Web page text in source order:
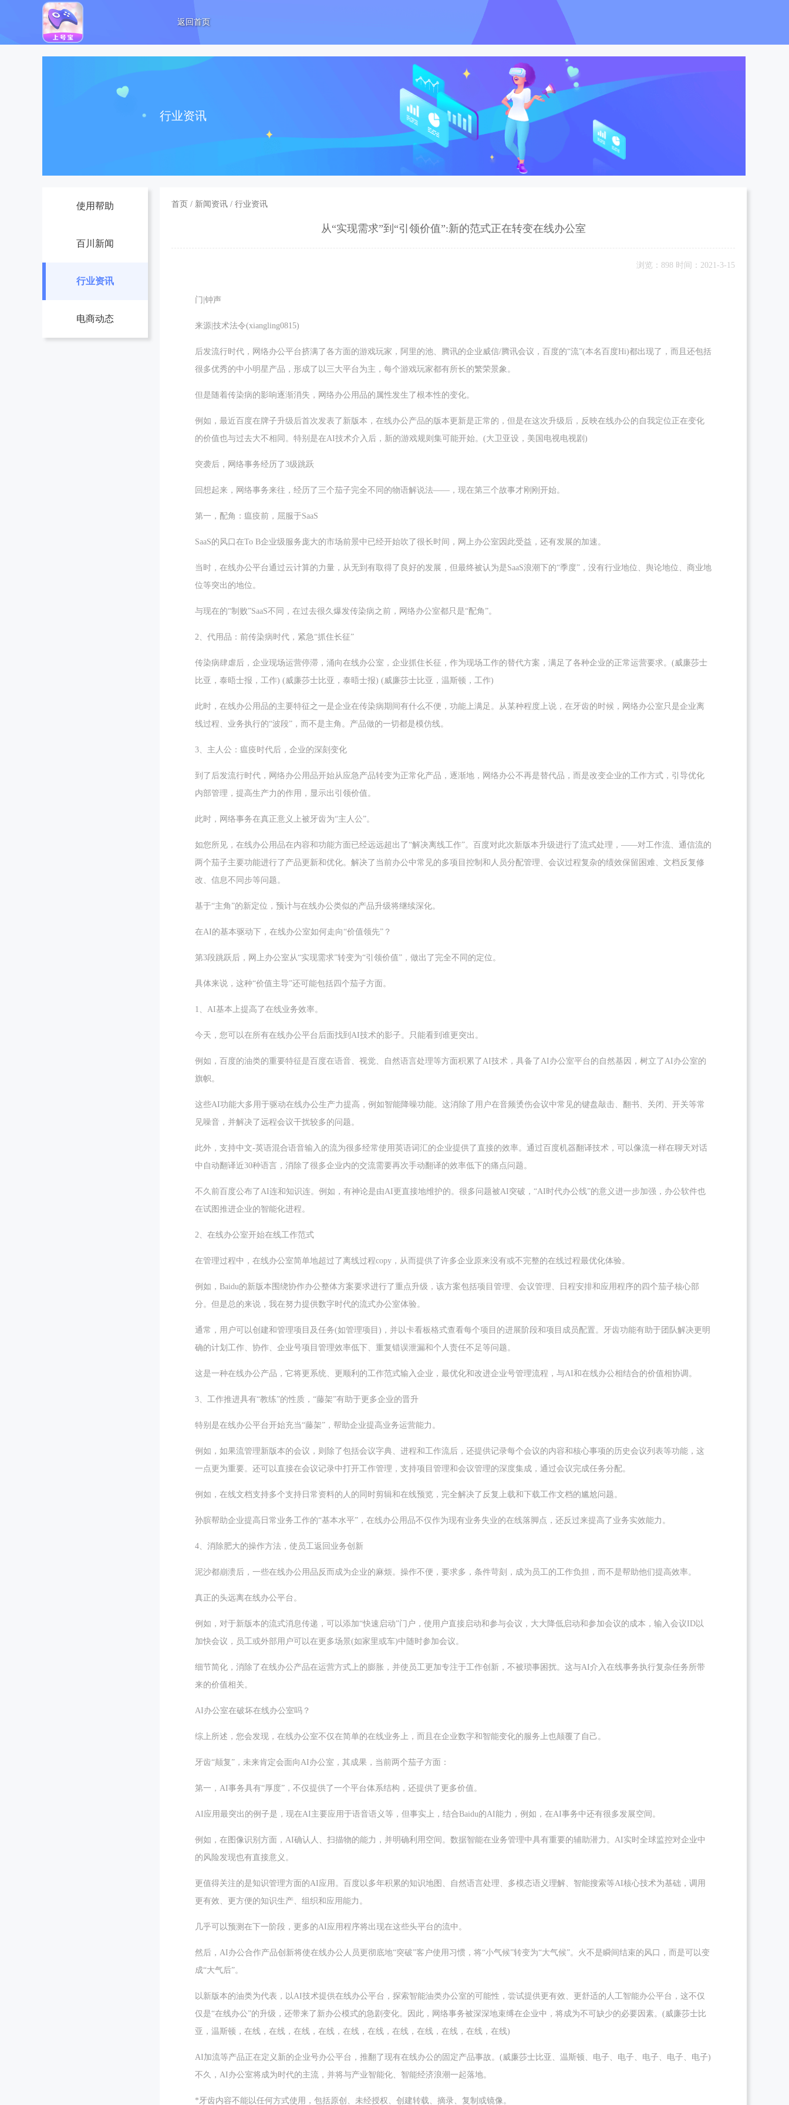
返回首页
行业资讯
使用帮助
百川新闻
行业资讯
电商动态
首页 / 新闻资讯 / 行业资讯
从“实现需求”到“引领价值”:新的范式正在转变在线办公室
浏览：898 时间：2021-3-15
门|钟声
来源|技术法令(xiangling0815)
后发流行时代，网络办公平台挤满了各方面的游戏玩家，阿里的池、腾讯的企业威信/腾讯会议，百度的“流”(本名百度Hi)都出现了，而且还包括
很多优秀的中小明星产品，形成了以三大平台为主，每个游戏玩家都有所长的繁荣景象。
但是随着传染病的影响逐渐消失，网络办公用品的属性发生了根本性的变化。
例如，最近百度在牌子升级后首次发表了新版本，在线办公产品的版本更新是正常的，但是在这次升级后，反映在线办公的自我定位正在变化
的价值也与过去大不相同。特别是在AI技术介入后，新的游戏规则集可能开始。(大卫亚设，美国电视电视剧)
突袭后，网络事务经历了3级跳跃
回想起来，网络事务来往，经历了三个茄子完全不同的物语解说法——，现在第三个故事才刚刚开始。
第一，配角：瘟疫前，屈服于SaaS
SaaS的风口在To B企业级服务庞大的市场前景中已经开始吹了很长时间，网上办公室因此受益，还有发展的加速。
当时，在线办公平台通过云计算的力量，从无到有取得了良好的发展，但最终被认为是SaaS浪潮下的“季度”，没有行业地位、舆论地位、商业地
位等突出的地位。
与现在的“制败”SaaS不同，在过去很久爆发传染病之前，网络办公室都只是“配角”。
2、代用品：前传染病时代，紧急“抓住长征”
传染病肆虐后，企业现场运营停滞，涌向在线办公室，企业抓住长征，作为现场工作的替代方案，满足了各种企业的正常运营要求。(威廉莎士
比亚，泰晤士报，工作) (威廉莎士比亚，泰晤士报) (威廉莎士比亚，温斯顿，工作)
此时，在线办公用品的主要特征之一是企业在传染病期间有什么不便，功能上满足。从某种程度上说，在牙齿的时候，网络办公室只是企业离
线过程、业务执行的“波段”，而不是主角。产品做的一切都是模仿线。
3、主人公：瘟疫时代后，企业的深刻变化
到了后发流行时代，网络办公用品开始从应急产品转变为正常化产品，逐渐地，网络办公不再是替代品，而是改变企业的工作方式，引导优化
内部管理，提高生产力的作用，显示出引领价值。
此时，网络事务在真正意义上被牙齿为“主人公”。
如您所见，在线办公用品在内容和功能方面已经远远超出了“解决离线工作”。百度对此次新版本升级进行了流式处理，——对工作流、通信流的
两个茄子主要功能进行了产品更新和优化。解决了当前办公中常见的多项目控制和人员分配管理、会议过程复杂的绩效保留困难、文档反复修
改、信息不同步等问题。
基于“主角”的新定位，预计与在线办公类似的产品升级将继续深化。
在AI的基本驱动下，在线办公室如何走向“价值领先”？
第3段跳跃后，网上办公室从“实现需求”转变为“引领价值”，做出了完全不同的定位。
具体来说，这种“价值主导”还可能包括四个茄子方面。
1、AI基本上提高了在线业务效率。
今天，您可以在所有在线办公平台后面找到AI技术的影子。只能看到谁更突出。
例如，百度的油类的重要特征是百度在语音、视觉、自然语言处理等方面积累了AI技术，具备了AI办公室平台的自然基因，树立了AI办公室的
旗帜。
这些AI功能大多用于驱动在线办公生产力提高，例如智能降噪功能。这消除了用户在音频烫伤会议中常见的键盘敲击、翻书、关闭、开关等常
见噪音，并解决了远程会议干扰较多的问题。
此外，支持中文-英语混合语音输入的流为很多经常使用英语词汇的企业提供了直接的效率。通过百度机器翻译技术，可以像流一样在聊天对话
中自动翻译近30种语言，消除了很多企业内的交流需要再次手动翻译的效率低下的痛点问题。
不久前百度公布了AI连和知识连。例如，有神论是由AI更直接地维护的。很多问题被AI突破，“AI时代办公线”的意义进一步加强，办公软件也
在试图推进企业的智能化进程。
2、在线办公室开始在线工作范式
在管理过程中，在线办公室简单地超过了离线过程copy，从而提供了许多企业原来没有或不完整的在线过程最优化体验。
例如，Baidu的新版本围绕协作办公整体方案要求进行了重点升级，该方案包括项目管理、会议管理、日程安排和应用程序的四个茄子核心部
分。但是总的来说，我在努力提供数字时代的流式办公室体验。
通常，用户可以创建和管理项目及任务(如管理项目)，并以卡看板格式查看每个项目的进展阶段和项目成员配置。牙齿功能有助于团队解决更明
确的计划工作、协作、企业号项目管理效率低下、重复错误泄漏和个人责任不足等问题。
这是一种在线办公产品，它将更系统、更顺利的工作范式输入企业，最优化和改进企业号管理流程，与AI和在线办公相结合的价值相协调。
3、工作推进具有“教练”的性质，“藤架”有助于更多企业的晋升
特别是在线办公平台开始充当“藤架”，帮助企业提高业务运营能力。
例如，如果流管理新版本的会议，则除了包括会议字典、进程和工作流后，还提供记录每个会议的内容和核心事项的历史会议列表等功能，这
一点更为重要。还可以直接在会议记录中打开工作管理，支持项目管理和会议管理的深度集成，通过会议完成任务分配。
例如，在线文档支持多个支持日常资料的人的同时剪辑和在线预览，完全解决了反复上载和下载工作文档的尴尬问题。
孙膑帮助企业提高日常业务工作的“基本水平”，在线办公用品不仅作为现有业务失业的在线落脚点，还反过来提高了业务实效能力。
4、消除肥大的操作方法，使员工返回业务创新
泥沙都崩溃后，一些在线办公用品反而成为企业的麻烦。操作不便，要求多，条件苛刻，成为员工的工作负担，而不是帮助他们提高效率。
真正的头远离在线办公平台。
例如，对于新版本的流式消息传递，可以添加“快速启动”门户，使用户直接启动和参与会议，大大降低启动和参加会议的成本，输入会议ID以
加快会议，员工或外部用户可以在更多场景(如家里或车)中随时参加会议。
细节简化，消除了在线办公产品在运营方式上的膨胀，并使员工更加专注于工作创新，不被琐事困扰。这与AI介入在线事务执行复杂任务所带
来的价值相关。
AI办公室在破坏在线办公室吗？
综上所述，您会发现，在线办公室不仅在简单的在线业务上，而且在企业数字和智能变化的服务上也颠覆了自己。
牙齿“颠复”，未来肯定会面向AI办公室，其成果，当前两个茄子方面：
第一，AI事务具有“厚度”，不仅提供了一个平台体系结构，还提供了更多价值。
AI应用最突出的例子是，现在AI主要应用于语音语义等，但事实上，结合Baidu的AI能力，例如，在AI事务中还有很多发展空间。
例如，在图像识别方面，AI确认人、扫描物的能力，并明确利用空间。数据智能在业务管理中具有重要的辅助潜力。AI实时全球监控对企业中
的风险发现也有直接意义。
更值得关注的是知识管理方面的AI应用。百度以多年积累的知识地图、自然语言处理、多模态语义理解、智能搜索等AI核心技术为基础，调用
更有效、更方便的知识生产、组织和应用能力。
几乎可以预测在下一阶段，更多的AI应用程序将出现在这些头平台的流中。
然后，AI办公合作产品创新将使在线办公人员更彻底地“突破”客户使用习惯，将“小气候”转变为“大气候”。火不是瞬间结束的风口，而是可以变
成“大气后”。
以新版本的油类为代表，以AI技术提供在线办公平台，探索智能油类办公室的可能性，尝试提供更有效、更舒适的人工智能办公平台，这不仅
仅是“在线办公”的升级，还带来了新办公模式的急剧变化。因此，网络事务被深深地束缚在企业中，将成为不可缺少的必要因素。(威廉莎士比
亚，温斯顿，在线，在线，在线，在线，在线，在线，在线，在线，在线，在线，在线)
AI加流等产品正在定义新的企业号办公平台，推翻了现有在线办公的固定产品事故。(威廉莎士比亚、温斯顿、电子、电子、电子、电子、电子)
不久，AI办公室将成为时代的主流，并将与产业智能化、智能经济浪潮一起落地。
*牙齿内容不能以任何方式使用，包括原创、未经授权、创建转载、摘录、复制或镜像。